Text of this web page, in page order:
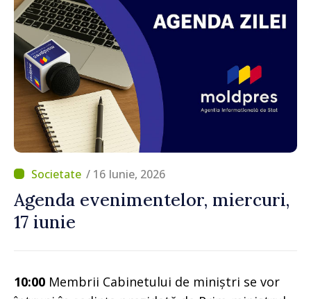
/ 16 Iunie, 2026
Agenda evenimentelor, miercuri,
17 iunie
10:00 Membrii Cabinetului de miniștri se vor